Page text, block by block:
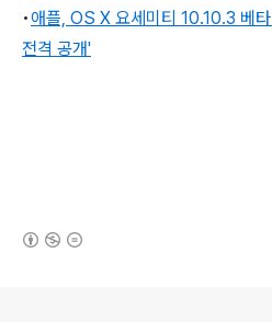
•애플, OS X 요세미티 10.10.3 베
전격 공개'